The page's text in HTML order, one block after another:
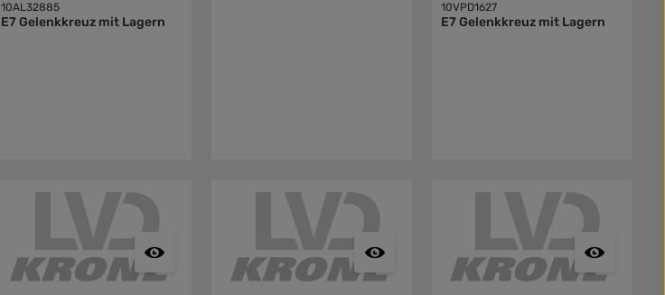
10AL32885
E7 Gelenkkreuz mit Lagern
10VPD1627
E7 Gelenkkreuz mit Lagern